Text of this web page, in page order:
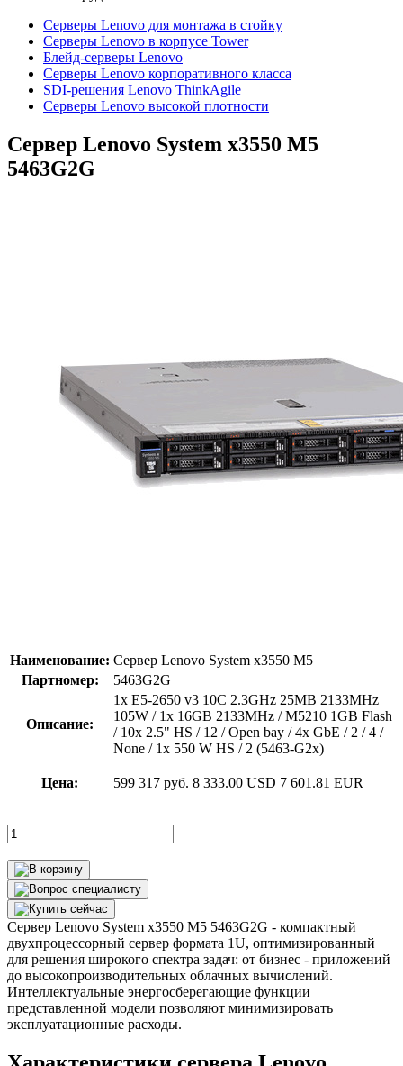
Серверы Lenovo для монтажа в стойку
Серверы Lenovo в корпусе Tower
Блейд-серверы Lenovo
Cерверы Lenovo корпоративного класса
SDI-решения Lenovo ThinkAgile
Серверы Lenovo высокой плотности
Сервер Lenovo System x3550 M5
5463G2G
Наименование: Сервер Lenovo System x3550 M5
Партномер:
5463G2G
Описание:
1x E5-2650 v3 10C 2.3GHz 25MB 2133MHz
105W / 1x 16GB 2133MHz / M5210 1GB Flash
/ 10x 2.5" HS / 12 / Open bay / 4x GbE / 2 / 4 /
None / 1x 550 W HS / 2 (5463-G2x)
Цена: 599 317 руб. 8 333.00 USD 7 601.81 EUR
Сервер Lenovo System x3550 M5 5463G2G - компактный
двухпроцессорный сервер формата 1U, оптимизированный
для решения широкого спектра задач: от бизнес - приложений
до высокопроизводительных облачных вычислений.
Интеллектуальные энергосберегающие функции
представленной модели позволяют минимизировать
эксплуатационные расходы.